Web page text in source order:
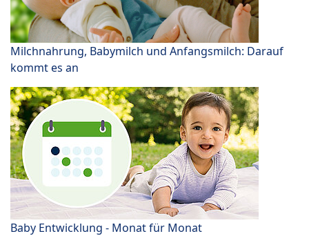
Milchnahrung, Babymilch und Anfangsmilch: Darauf
kommt es an
Baby Entwicklung - Monat für Monat